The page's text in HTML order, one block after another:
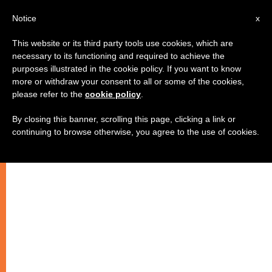
مالطة تستعد لاستقبال قداسة البابا.
مقابلة مع المطران بول كريمونا
x
Notice
This website or its third party tools use cookies, which are
necessary to its functioning and required to achieve the
purposes illustrated in the cookie policy. If you want to know
more or withdraw your consent to all or some of the cookies,
please refer to the cookie policy
By closing this banner, scrolling this page, clicking a link or
continuing to browse otherwise, you agree to the use of cookies.